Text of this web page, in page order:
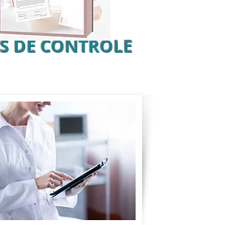
DE CONTROLE